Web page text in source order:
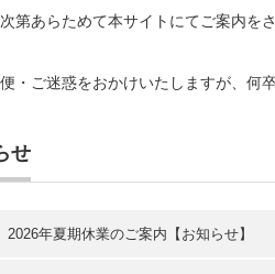
第あらためて本サイトにてご案内を
・ご迷惑をおかけいたしますが、何
せ
2026年夏期休業のご案内【お知らせ】